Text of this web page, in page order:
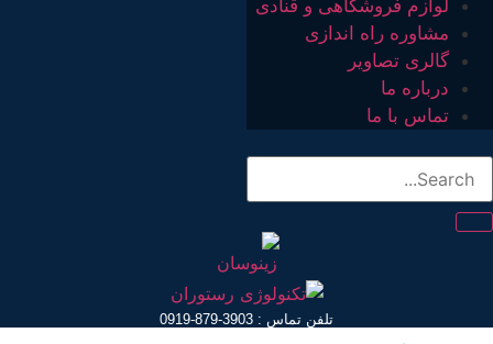
لوازم فروشگاهی و قنادی
مشاوره راه اندازی
گالری تصاویر
درباره ما
تماس با ما
تلفن تماس : 3903-879-0919